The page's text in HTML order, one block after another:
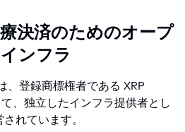
決済のためのオープ
ンフラ
、登録商標権者である XRP
、独立したインフラ提供者とし
れています。